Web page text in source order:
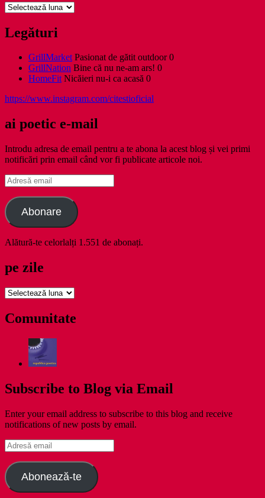
Arhive
Legături
GrillMarketPasionat de gătit outdoor 0
GrillNation Bine că nu ne-am ars! 0
HomeFitNicăieri nu-i ca acasă 0
https://www.instagram.com/citestioficial
ai poetic e-mail
Introdu adresa de email pentru a te abona la acest blog și vei primi
notificări prin email când vor fi publicate articole noi.
Adresă
email
Abonare
Alătură-te celorlalți 1.551 de abonați.
pe zile
pe
Comunitate
Subscribe to Blog via Email
Enter your email address to subscribe to this blog and receive
notifications of new posts by email.
Adresă
email
Abonează-te